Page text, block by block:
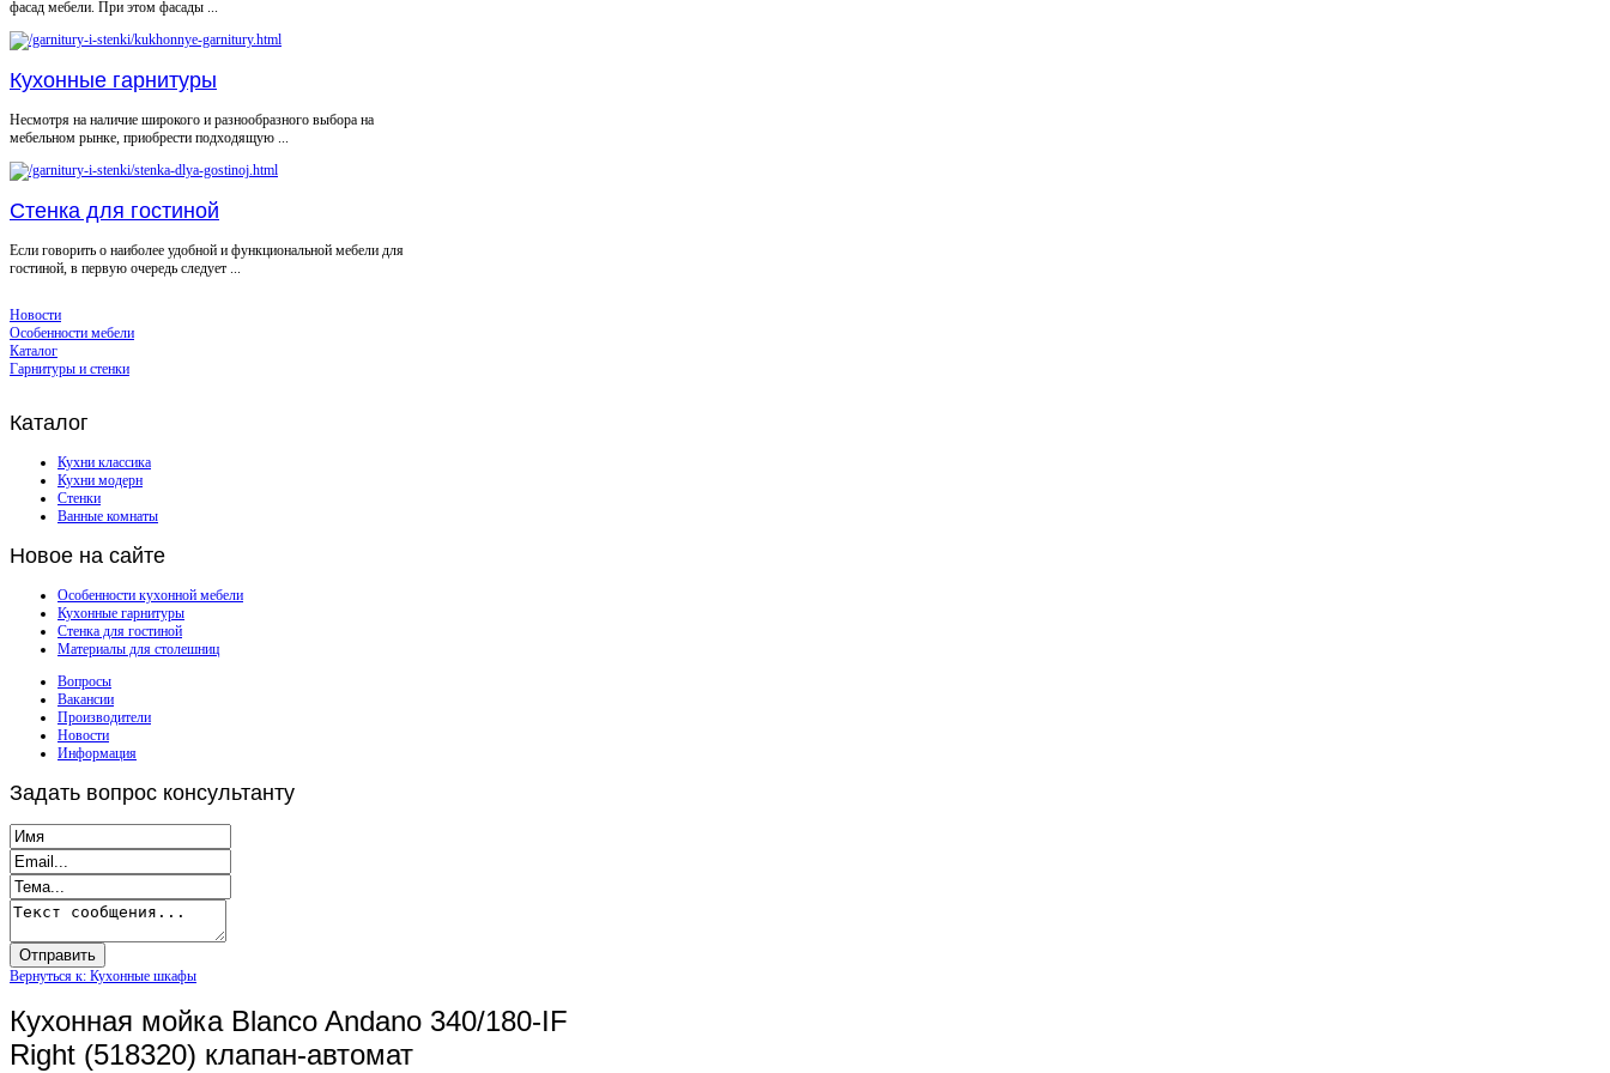
фасад мебели. При этом фасады ...
Кухонные гарнитуры
Несмотря на наличие широкого и разнообразного выбора на
мебельном рынке, приобрести подходящую ...
Стенка для гостиной
Если говорить о наиболее удобной и функциональной мебели для
гостиной, в первую очередь следует ...
Новости
Особенности мебели
Каталог
Гарнитуры и стенки
Каталог
Кухни классика
Кухни модерн
Стенки
Ванные комнаты
Новое на сайте
Особенности кухонной мебели
Кухонные гарнитуры
Стенка для гостиной
Материалы для столешниц
Вопросы
Вакансии
Производители
Новости
Информация
Задать вопрос консультанту
Вернуться к: Кухонные шкафы
Кухонная мойка Blanco Andano 340/180-IF
Right (518320) клапан-автомат